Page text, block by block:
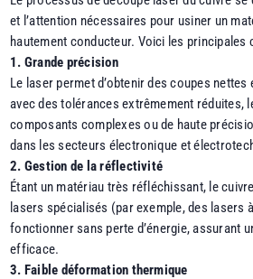
et l’attention nécessaires pour usiner un
hautement conducteur. Voici les principales
1. Grande précision
Le laser permet d’obtenir des coupes
avec des tolérances extrêmement réduites,
composants complexes ou de haute
dans les secteurs électronique et
2. Gestion de la réflectivité
Étant un matériau très réfléchissant, le
lasers spécialisés (par exemple, des lasers
fonctionner sans perte d’énergie, assurant
efficace.
3. Faible déformation thermique